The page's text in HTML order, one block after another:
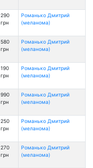
290
грн
Романько Дмитрий
(меланома)
580
грн
Романько Дмитрий
(меланома)
190
грн
Романько Дмитрий
(меланома)
990
грн
Романько Дмитрий
(меланома)
250
грн
Романько Дмитрий
(меланома)
270
грн
Романько Дмитрий
(меланома)